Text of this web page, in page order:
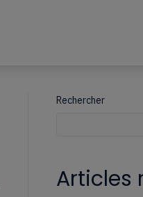
Rechercher
Articles